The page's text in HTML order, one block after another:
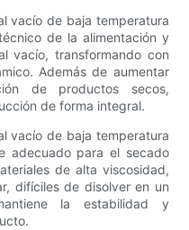
vacío de baja temperatura
de la alimentación y
vacío, transformando con
Además de aumentar
de productos secos,
de forma integral.
vacío de baja temperatura
adecuado para el secado
de alta viscosidad,
difíciles de disolver en un
la estabilidad y